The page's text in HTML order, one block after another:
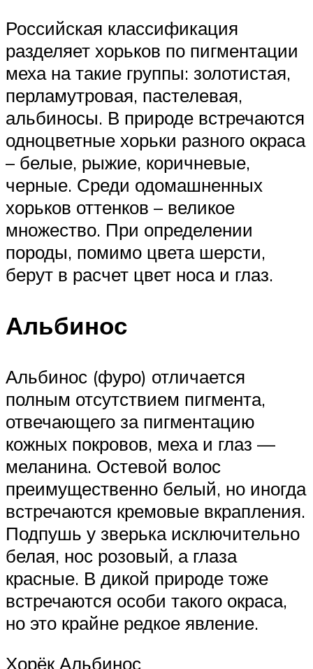
Российская классификация
разделяет хорьков по пигментации
меха на такие группы: золотистая,
перламутровая, пастелевая,
альбиносы. В природе встречаются
одноцветные хорьки разного окраса
– белые, рыжие, коричневые,
черные. Среди одомашненных
хорьков оттенков – великое
множество. При определении
породы, помимо цвета шерсти,
берут в расчет цвет носа и глаз.
Альбинос
Альбинос (фуро) отличается
полным отсутствием пигмента,
отвечающего за пигментацию
кожных покровов, меха и глаз —
меланина. Остевой волос
преимущественно белый, но иногда
встречаются кремовые вкрапления.
Подпушь у зверька исключительно
белая, нос розовый, а глаза
красные. В дикой природе тоже
встречаются особи такого окраса,
но это крайне редкое явление.
Хорёк Альбинос